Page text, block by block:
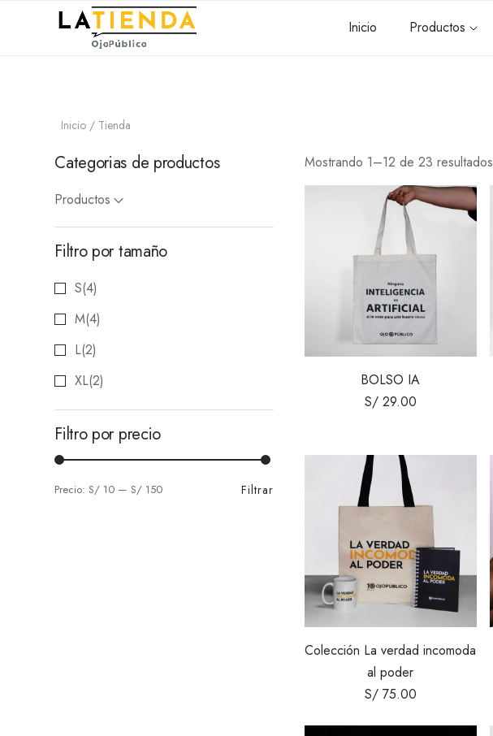
Inicio Productos
Inicio / Tienda
Mostrando 1–12 de 23 resultados
BOLSO IA
S/29.00
Colección La verdad incomoda
al poder
S/75.00
Categorias de productos
Productos
Filtro por tamaño
S(4)
M(4)
L(2)
XL(2)
Filtro por precio
Filtrar
Precio:S/ 10 —S/ 150